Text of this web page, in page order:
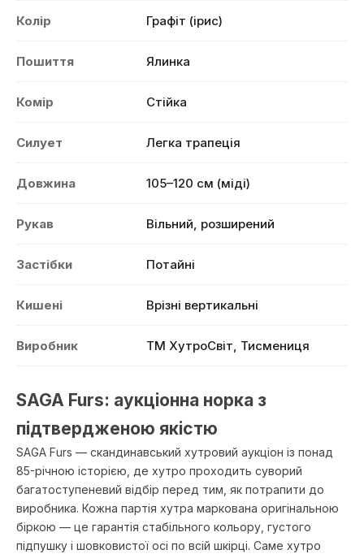
Колір Графіт (ірис)
Пошиття Ялинка
Комір Стійка
Силует Легка трапеція
Довжина 105–120 см (міді)
Рукав Вільний, розширений
Застібки Потайні
Кишені Врізні вертикальні
Виробник ТМ ХутроСвіт, Тисмениця
SAGA Furs: аукціонна норка з
підтвердженою якістю
SAGA Furs — скандинавський хутровий аукціон із понад
85-річною історією, де хутро проходить суворий
багатоступеневий відбір перед тим, як потрапити до
виробника. Кожна партія хутра маркована оригінальною
біркою — це гарантія стабільного кольору, густого
підпушку і шовковистої осі по всій шкірці. Саме хутро